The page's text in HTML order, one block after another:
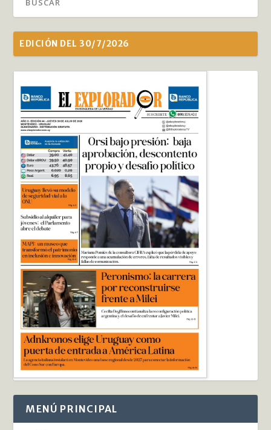
EDICIÓN DEL 30/7/2026
MENÚ PRINCIPAL